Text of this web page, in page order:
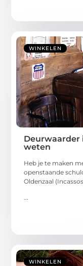
WINKELEN
Deurwaarder
weten
Heb je te maken
openstaande
Oldenzaal
...
WINKELEN